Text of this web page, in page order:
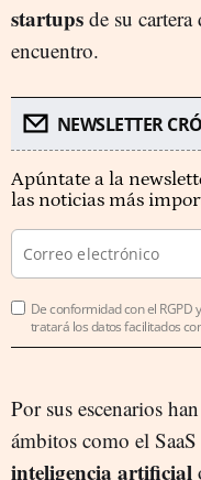
startups de su
encuentro.
NEWSLETTER
Apúntate a la
las noticias más
De conformidad con el RGPD
tratará los datos facilitados
Por sus escenarios
ámbitos como el
inteligencia artificial